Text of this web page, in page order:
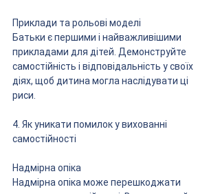
Приклади та рольові моделі
Батьки є першими і найважливішими
прикладами для дітей. Демонструйте
самостійність і відповідальність у своїх
діях, щоб дитина могла наслідувати ці
риси.
4. Як уникати помилок у вихованні
самостійності
Надмірна опіка
Надмірна опіка може перешкоджати